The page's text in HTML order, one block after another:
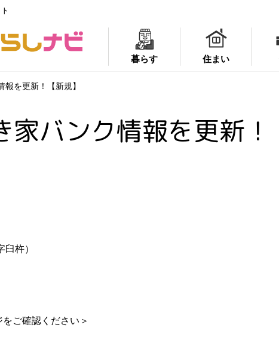
暮らす 住まい
報を更新！【新規】
家バンク情報を更新！
杵）
をご確認ください＞